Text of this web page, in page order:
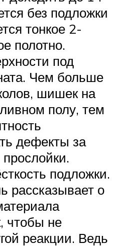
без подложки
тонкое 2-
полотно.
под
Чем больше
шишек на
полу, тем
дефекты за
подложки.
рассказывает о
чтобы не
реакции. Ведь